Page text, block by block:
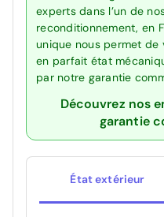
experts dans l’un de
reconditionnement, en
unique nous permet de
en parfait état
par notre garantie
Découvrez nos
garantie
État extérieur